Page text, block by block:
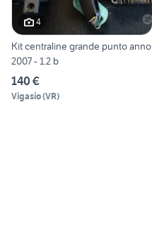
4
Kit centraline grande punto anno
2007 - 1.2 b
140 €
Vigasio(VR)